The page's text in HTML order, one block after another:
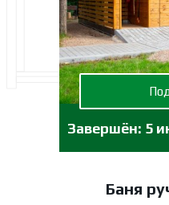
Завершён: 5
Баня